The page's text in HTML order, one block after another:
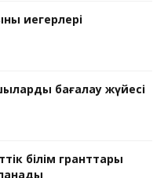
иегерлері
бағалау жүйесі
білім гранттары